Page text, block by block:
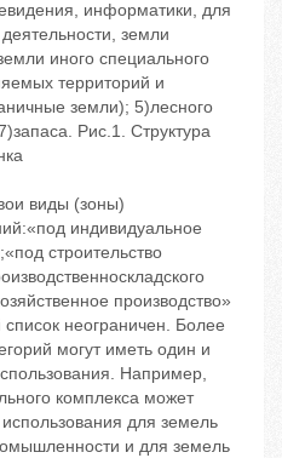
информатики, для
земли
иного специального
территорий и
земли); 5)лесного
Рис.1. Структура
виды (зоны)
индивидуальное
строительство
производство»
неограничен. Более
могут иметь один и
Например,
комплекса может
для земель
и для земель